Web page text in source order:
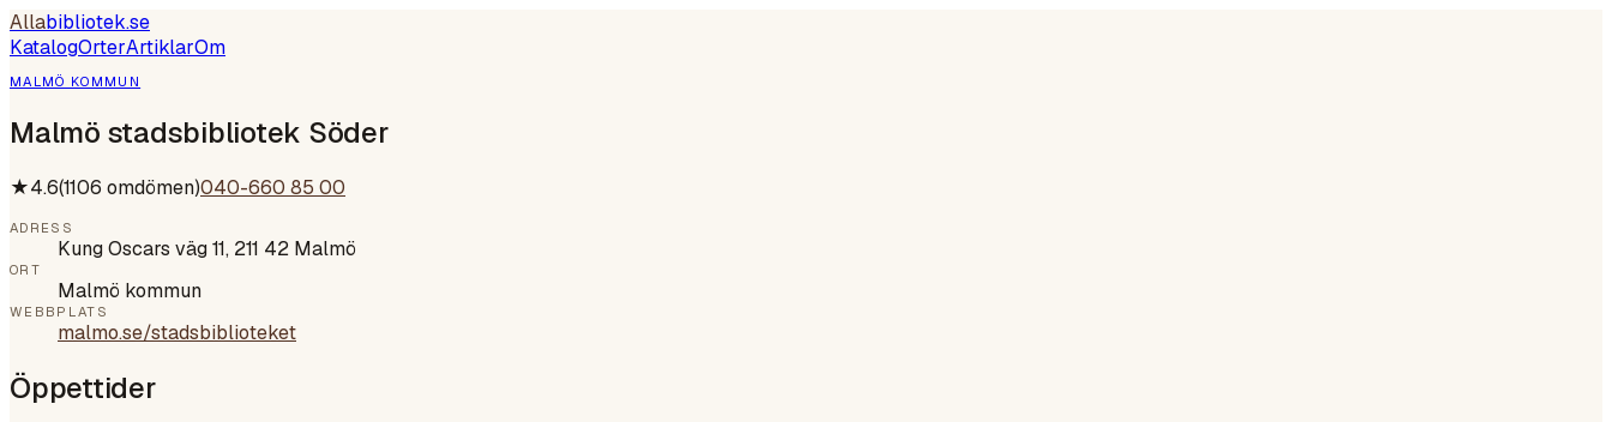
Allabibliotek.se
KatalogOrterArtiklarOm
MALMÖ KOMMUN
Malmö stadsbibliotek Söder
★4.6(1106 omdömen)040-660 85 00
ADRESS
Kung Oscars väg 11, 211 42 Malmö
ORT
Malmö kommun
WEBBPLATS
malmo.se/stadsbiblioteket
Öppettider